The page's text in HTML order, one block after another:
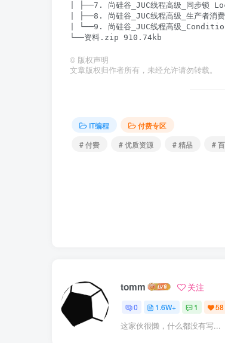
| ├──7. 尚硅谷_JUC线程高级_同步锁
| ├──8. 尚硅谷_JUC线程高级_生产者
| └──9. 尚硅谷_JUC线程高级
© 版权声明
文章版权归作者所有，未经允许请勿转载。
IT编程
付费专区
# 付费
# 优质资源 # 精品 #
tomm 关注
0 1.6W+ 1 58
这家伙很懒，什么都没有写...